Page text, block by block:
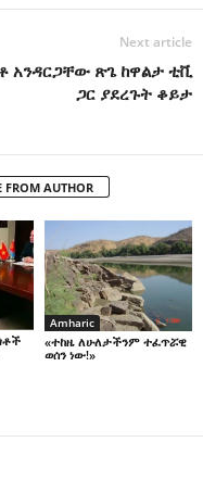
Next article
አንዳርጋቸው ጽጌ ከዋልታ ቲቪ
ጋር ያደረጉት ቆይታ
FROM AUTHOR
Amharic
«ተከዜ ለሁለታችንም ተፈጥሯዊ
ወሰን ነው!»